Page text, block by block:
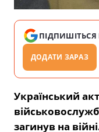
ПІДПИШІТЬСЯ
ДОДАТИ ЗАРАЗ
Український
загинув на